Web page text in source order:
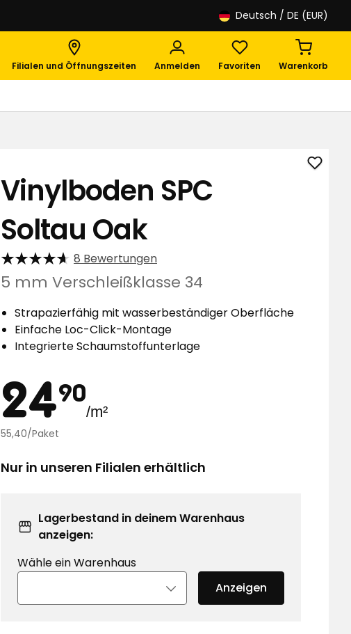
Deutsch / DE (EUR)
Filialen und Öffnungszeiten Anmelden Favoriten Warenkorb
Vinylboden SPC
Soltau Oak
8 Bewertungen
5 mm Verschleißklasse 34
Strapazierfähig mit wasserbeständiger Oberfläche
Einfache Loc-Click-Montage
Integrierte Schaumstoffunterlage
Preis
249024,90
€
/m²pro
55,40/Paket
Paket
55,40
Preis
pro
Paket
0
€
Nur in unseren Filialen erhältlich
Lagerbestand in deinem Warenhaus
anzeigen:
Wähle ein Warenhaus
Anzeigen